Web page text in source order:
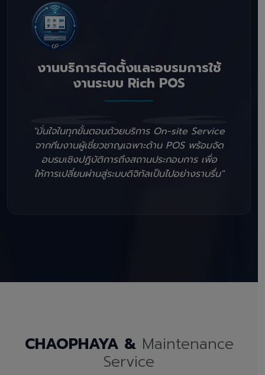
งานบริการติดตั้งและอบรมการใช้
งานระบบ Rich POS
"มั่นใจในทุกขั้นตอนด้วยบริการ On-site Service
จากทีมงานผู้เชี่ยวชาญเฉพาะด้าน POS พร้อมจัด
อบรมเชิงปฏิบัติการถึงสถานประกอบการ เพื่อ
ให้การเปลี่ยนผ่านสู่ระบบดิจิทัลเป็นไปอย่างราบรื่น"
CHAOPHAYA & Maintenance
Service